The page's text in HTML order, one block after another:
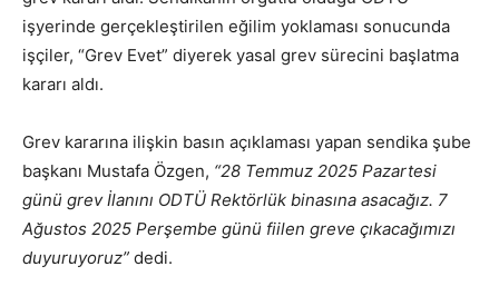
işyerinde gerçekleştirilen eğilim yoklaması sonucunda
işçiler, “Grev Evet” diyerek yasal grev sürecini başlatma
kararı aldı.
Grev kararına ilişkin basın açıklaması yapan sendika şube
başkanı Mustafa Özgen, “28 Temmuz 2025 Pazartesi
günü grev İlanını ODTÜ Rektörlük binasına asacağız. 7
Ağustos 2025 Perşembe günü fiilen greve çıkacağımızı
duyuruyoruz” dedi.